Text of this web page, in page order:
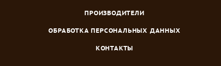
ПРОИЗВОДИТЕЛИ
ОБРАБОТКА ПЕРСОНАЛЬНЫХ ДАННЫХ
КОНТАКТЫ